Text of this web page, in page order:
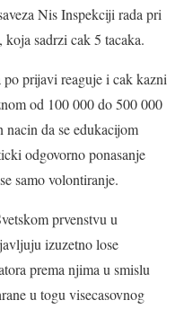
Nis Inspekciji rada pri
sadrzi cak 5 tacaka.
prijavi reaguje i cak kazni
od 100 000 do 500 000
da se edukacijom
odgovorno ponasanje
samo volontiranje.
prvenstvu u
izuzetno lose
prema njima u smislu
u togu visecasovnog